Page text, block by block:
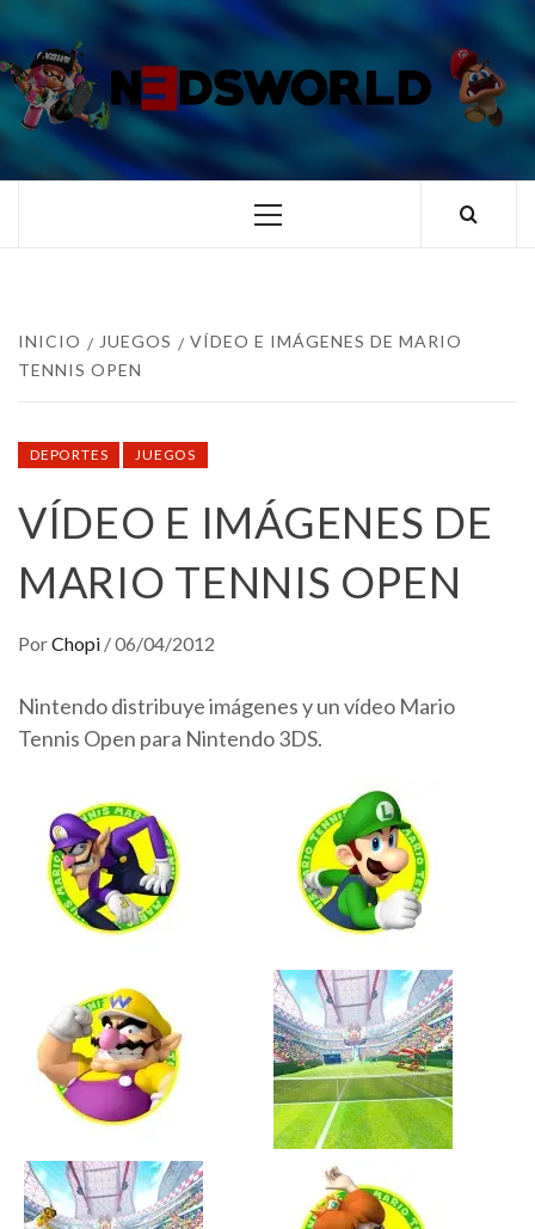
al
contenido
TUS ESPECIALISTAS EN NINTENDO
Menú
INICIO JUEGOS
VÍDEO E IMÁGENES DE MARIO
TENNIS OPEN
DEPORTES JUEGOS
VÍDEO E IMÁGENES DE
MARIO TENNIS OPEN
PorChopi /06/04/2012
Nintendo distribuye imágenes y un vídeo Mario
Tennis Open para Nintendo 3DS.